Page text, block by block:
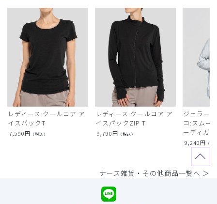
レディース:クールコア ア
イスパックT
7,590円 （税込）
レディース:クールコア ア
イスパックZIP T
9,790円 （税込）
ジェラー
コ:スムー
ーディガン
9,240円 （税
ナース雑貨・その他商品一覧へ ＞